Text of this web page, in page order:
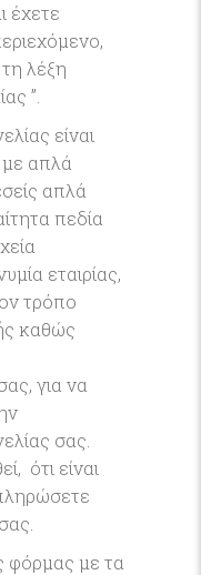
έχετε
λέξη
”.
είναι
με απλά
απλά
πεδία
εταιρίας,
τρόπο
καθώς
για να
σας.
ότι είναι
με τα